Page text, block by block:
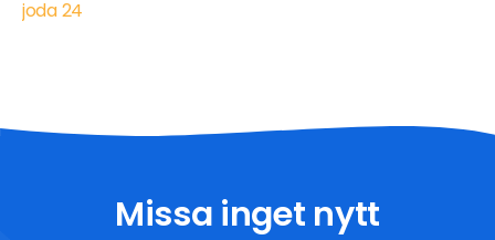
joda 24
Missa inget nytt